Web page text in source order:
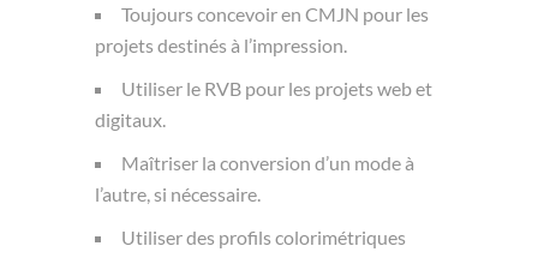
Toujours concevoir en CMJN pour les
projets destinés à l’impression.
Utiliser le RVB pour les projets web et
digitaux.
Maîtriser la conversion d’un mode à
l’autre, si nécessaire.
Utiliser des profils colorimétriques